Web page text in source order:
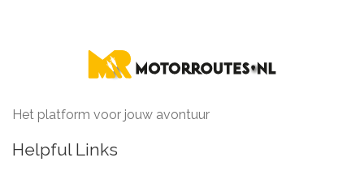
Het platform voor jouw avontuur
Helpful Links